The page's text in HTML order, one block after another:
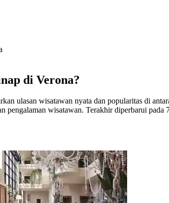
di Verona?
ulasan wisatawan nyata dan popularitas di
pengalaman wisatawan. Terakhir diperbarui pada